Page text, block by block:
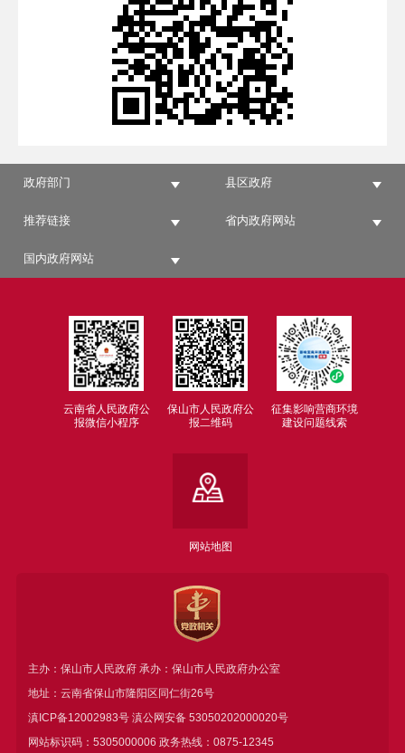
政府部门 县区政府
推荐链接 省内政府网站
国内政府网站
云南省人民政府公
报微信小程序
保山市人民政府公
报二维码
征集影响营商环境
建设问题线索
网站地图
主办：保山市人民政府 承办：保山市人民政府办公室
地址：云南省保山市隆阳区同仁街26号
滇ICP备12002983号滇公网安备 53050202000020号
网站标识码：5305000006 政务热线：0875-12345